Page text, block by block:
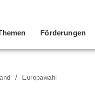
Förderungen
Europawahl